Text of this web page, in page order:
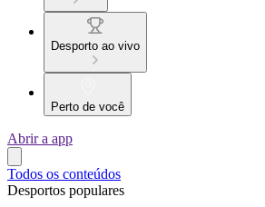
Desporto ao vivo
Perto de você
Abrir a app
Todos os conteúdos
Desportos populares